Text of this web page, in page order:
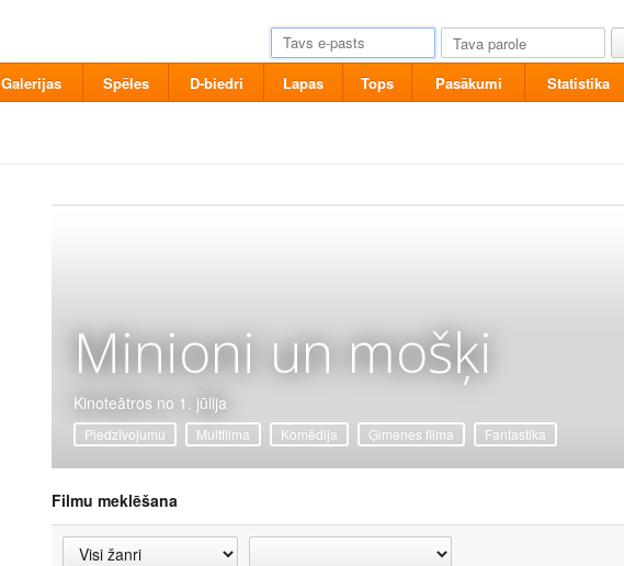
Galerijas Spēles D-biedri Lapas Tops Pasākumi Statistika
Minioni un mošķi
Kinoteātros no 1. jūlija
Piedzīvojumu Multfilma Komēdija Ģimenes filma Fantastika
Filmu meklēšana